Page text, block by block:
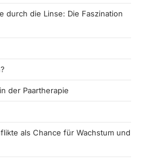
durch die Linse: Die Faszination
der Paartherapie
als Chance für Wachstum und